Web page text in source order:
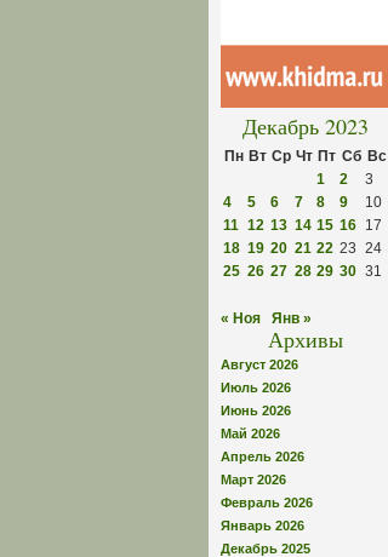
Декабрь 2023
Пн Вт Ср Чт Пт Сб Вс
1
2
3
4
5 6 7 8 9
10
11 12 13 14 15 16 17
18 19 20 21 22 23 24
25 26 27 28 29 30 31
« Ноя Янв »
Архивы
Август 2026
Июль 2026
Июнь 2026
Май 2026
Апрель 2026
Март 2026
Февраль 2026
Январь 2026
Декабрь 2025